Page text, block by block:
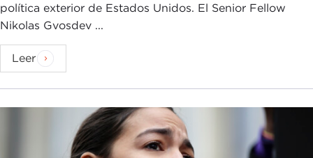
política exterior de Estados Unidos. El Senior Fellow
Nikolas Gvosdev ...
Leer